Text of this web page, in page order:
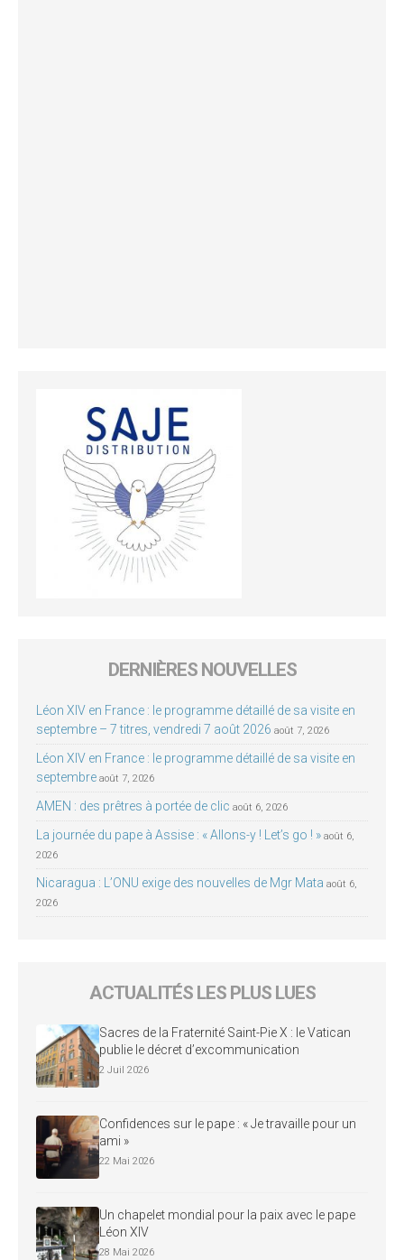
DERNIÈRES NOUVELLES
Léon XIV en France : le programme détaillé de sa visite en
septembre – 7 titres, vendredi 7 août 2026 août 7, 2026
Léon XIV en France : le programme détaillé de sa visite en
septembre août 7, 2026
AMEN : des prêtres à portée de clic août 6, 2026
La journée du pape à Assise : « Allons-y ! Let’s go ! » août 6,
2026
Nicaragua : L’ONU exige des nouvelles de Mgr Mata août 6,
2026
ACTUALITÉS LES PLUS LUES
Sacres de la Fraternité Saint-Pie X : le Vatican
publie le décret d’excommunication
2 Juil 2026
Confidences sur le pape : « Je travaille pour un
ami »
22 Mai 2026
Un chapelet mondial pour la paix avec le pape
Léon XIV
28 Mai 2026